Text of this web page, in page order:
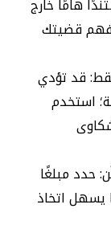
هامًا خارج
قضيتك
قد تؤدي
استخدم
حدد مبلغًا
يسهل اتخاذ